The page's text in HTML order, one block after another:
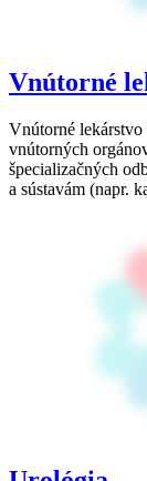
Vnútorné
Vnútorné lekárstvo
vnútorných
špecializačných
a sústavám (napr.